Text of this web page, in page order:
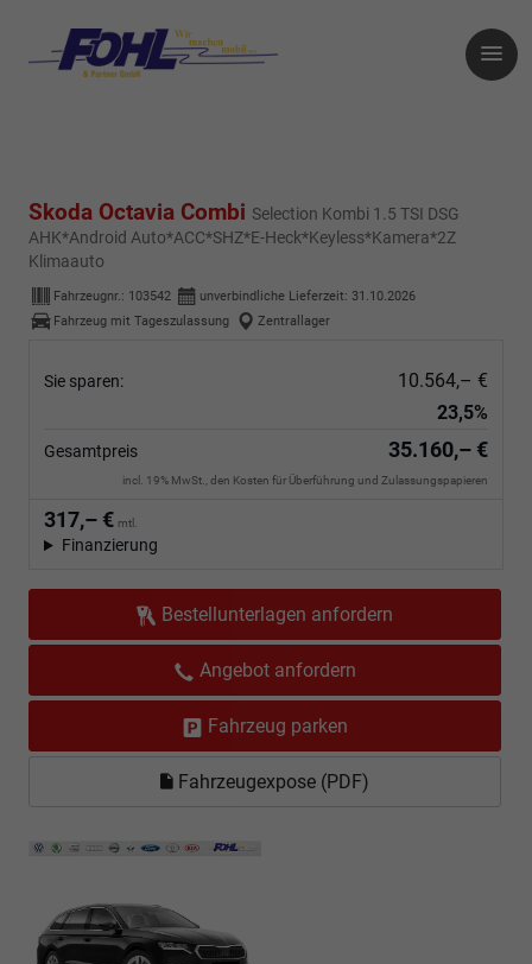
Skoda Octavia Combi Selection Kombi 1.5 TSI DSG
AHK*Android Auto*ACC*SHZ*E-Heck*Keyless*Kamera*2Z
Klimaauto
Fahrzeugnr.: 103542 unverbindliche Lieferzeit: 31.10.2026
Fahrzeug mit Tageszulassung
Zentrallager
Sie sparen:
10.564,– €
23,5%
Gesamtpreis 35.160,– €
incl. 19% MwSt., den Kosten für Überführung und Zulassungspapieren
317,– € mtl.
Finanzierung
Bestellunterlagen anfordern
Angebot anfordern
Fahrzeug parken
Fahrzeugexpose (PDF)